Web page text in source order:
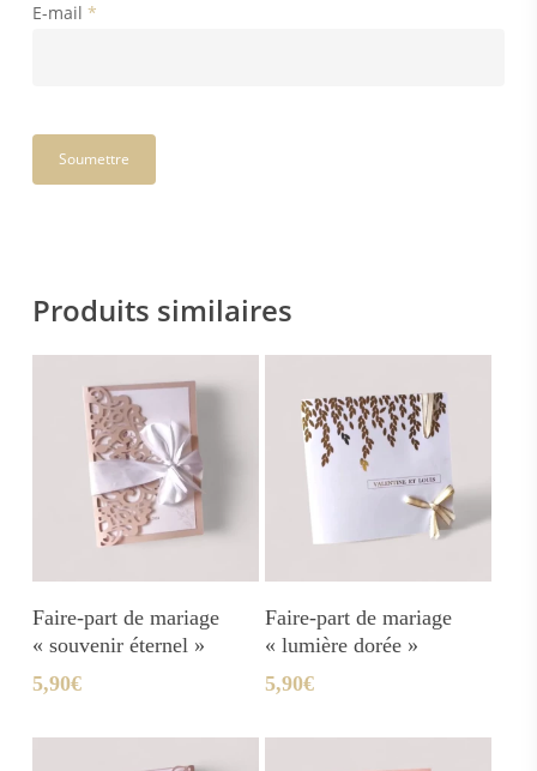
E-mail *
Produits similaires
Ajouter Au Panier
Faire-part de mariage
« souvenir éternel »
5,90€
Ajouter Au Panier
Faire-part de mariage
« lumière dorée »
5,90€